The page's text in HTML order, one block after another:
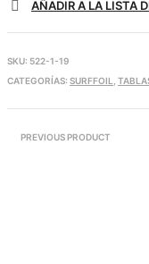
AÑADIR A LA LISTA
SKU: 522-1-19
CATEGORÍAS: SURFFOIL
PREVIOUS PRODUCT